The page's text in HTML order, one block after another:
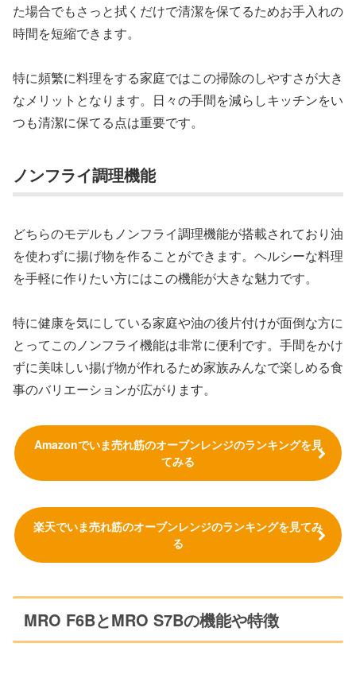
た場合でもさっと拭くだけで清潔を保てるためお手入れの
時間を短縮できます。
特に頻繁に料理をする家庭ではこの掃除のしやすさが大き
なメリットとなります。日々の手間を減らしキッチンをい
つも清潔に保てる点は重要です。
ノンフライ調理機能
どちらのモデルもノンフライ調理機能が搭載されており油
を使わずに揚げ物を作ることができます。ヘルシーな料理
を手軽に作りたい方にはこの機能が大きな魅力です。
特に健康を気にしている家庭や油の後片付けが面倒な方に
とってこのノンフライ機能は非常に便利です。手間をかけ
ずに美味しい揚げ物が作れるため家族みんなで楽しめる食
事のバリエーションが広がります。
Amazonでいま売れ筋のオーブンレンジのランキングを見
てみる
楽天でいま売れ筋のオーブンレンジのランキングを見てみ
る
MRO F6BとMRO S7Bの機能や特徴